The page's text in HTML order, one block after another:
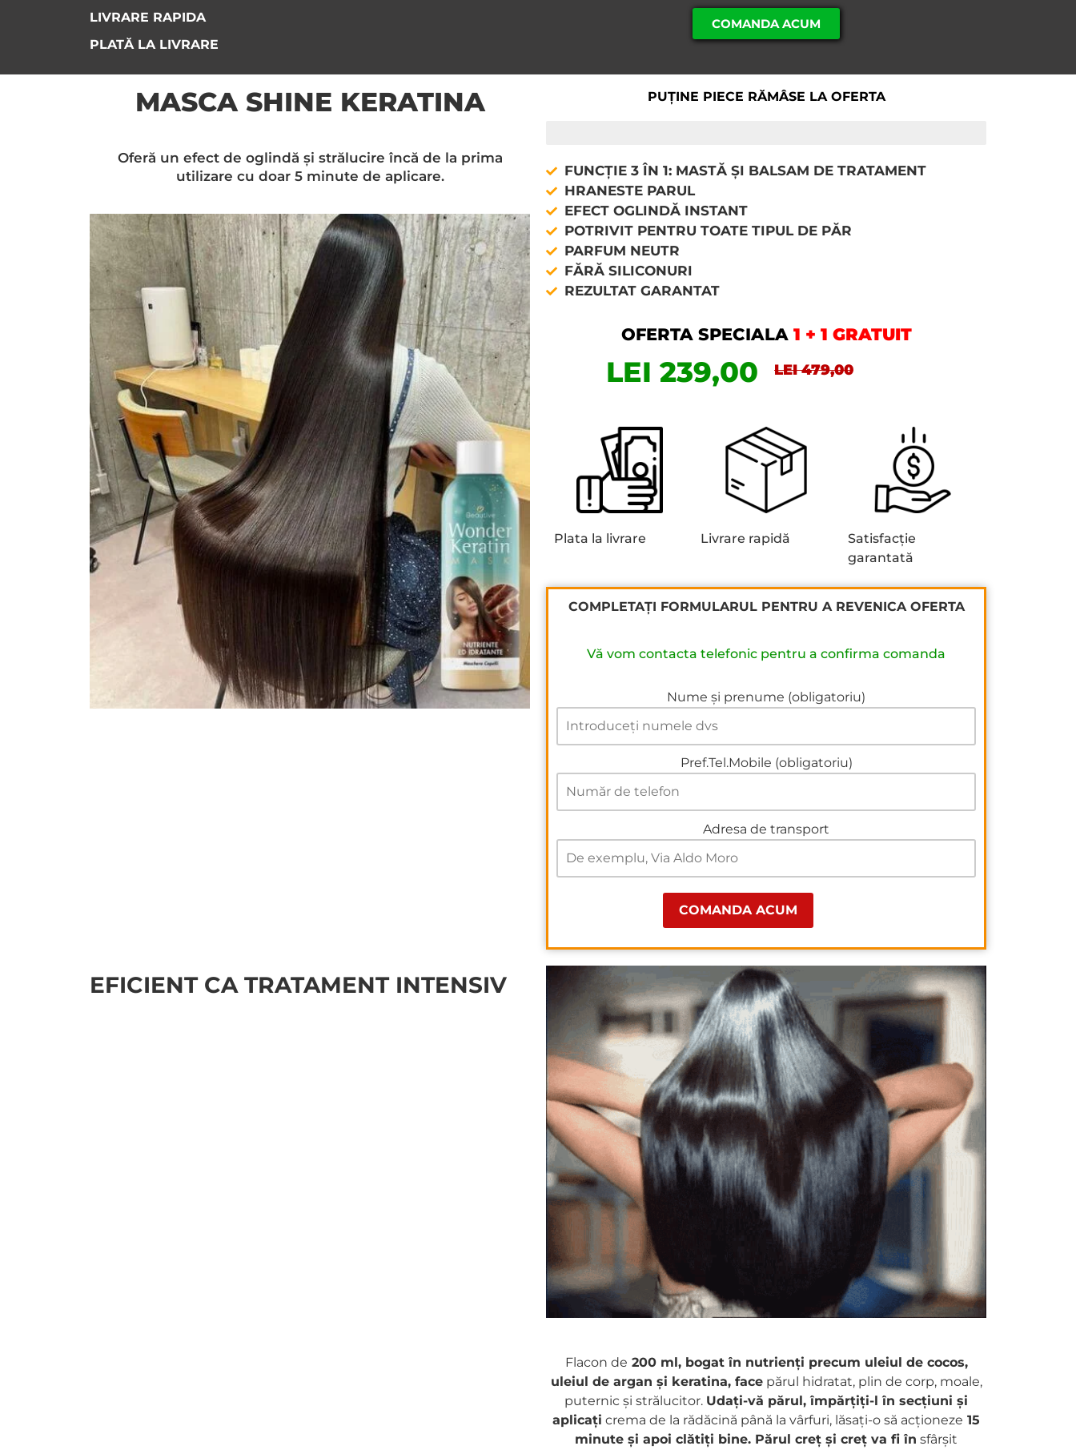
LIVRARE RAPIDA
PLATĂ LA LIVRARE
COMANDA ACUM
MASCA SHINE KERATINA
Oferă un efect de oglindă și strălucire încă de la prima
utilizare cu doar 5 minute de aplicare.
PUȚINE PIECE RĂMÂSE LA OFERTA
FUNCȚIE 3 ÎN 1: MASTĂ ȘI BALSAM DE TRATAMENT
HRANESTE PARUL
EFECT OGLINDĂ INSTANT
POTRIVIT PENTRU TOATE TIPUL DE PĂR
PARFUM NEUTR
FĂRĂ SILICONURI
REZULTAT GARANTAT
OFERTA SPECIALA 1 + 1 GRATUIT
LEI 239,00 LEI 479,00
Plata la livrare Livrare rapidă
Satisfacție
garantată
COMPLETAȚI FORMULARUL PENTRU A REVENICA OFERTA
Vă vom contacta telefonic pentru a confirma comanda
Nume și prenume (obligatoriu)
Pref.Tel.Mobile (obligatoriu)
Adresa de transport
EFICIENT CA TRATAMENT INTENSIV
Flacon de 200 ml, bogat în nutrienți precum uleiul de cocos,
uleiul de argan și keratina, facepărul hidratat, plin de corp, moale,
puternic și strălucitor. Udați-vă părul, împărțiți-l în secțiuni și
aplicați crema de la rădăcină până la vârfuri, lăsați-o să acționeze 15
minute și apoi clătiți bine. Părul creț și creț va fi în sfârșit